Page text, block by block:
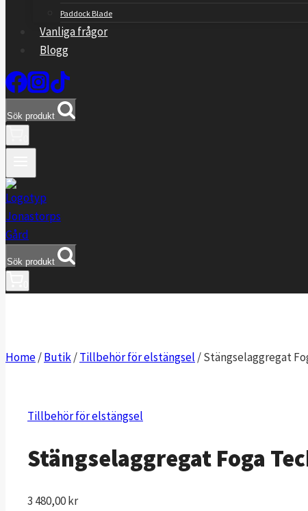
Paddock Blade
Vanliga frågor
Blogg
Sök produkt
Sök produkt
Home/Butik/Tillbehör för elstängsel /Stängselaggregat
Tillbehör för elstängsel
Stängselaggregat Foga
3 480,00kr